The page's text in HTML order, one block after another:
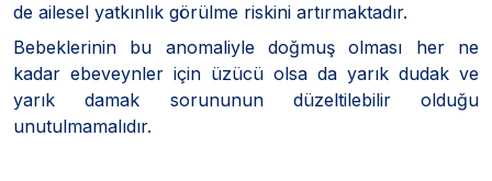
de ailesel yatkınlık görülme riskini artırmaktadır.
Bebeklerinin bu anomaliyle doğmuş olması her ne
kadar ebeveynler için üzücü olsa da yarık dudak ve
yarık damak sorununun düzeltilebilir olduğu
unutulmamalıdır.